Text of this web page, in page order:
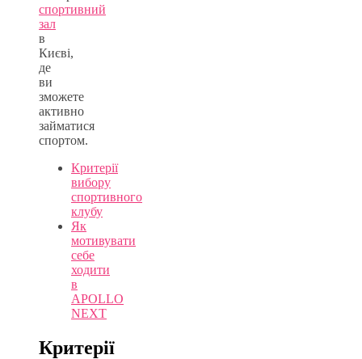
спортивний
зал
в
Києві,
де
ви
зможете
активно
займатися
спортом.
Критерії
вибору
спортивного
клубу
Як
мотивувати
себе
ходити
в
APOLLO
NEXT
Критерії